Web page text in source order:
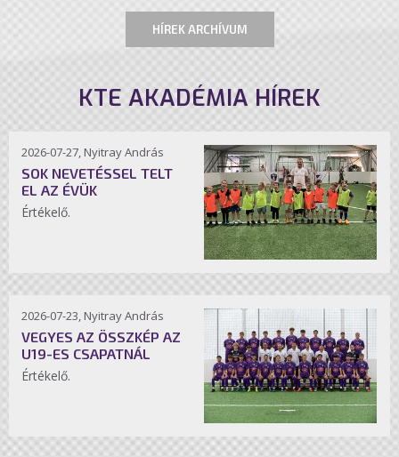
HÍREK ARCHÍVUM
KTE AKADÉMIA HÍREK
2026-07-27, Nyitray András
SOK NEVETÉSSEL TELT
EL AZ ÉVÜK
Értékelő.
2026-07-23, Nyitray András
VEGYES AZ ÖSSZKÉP AZ
U19-ES CSAPATNÁL
Értékelő.